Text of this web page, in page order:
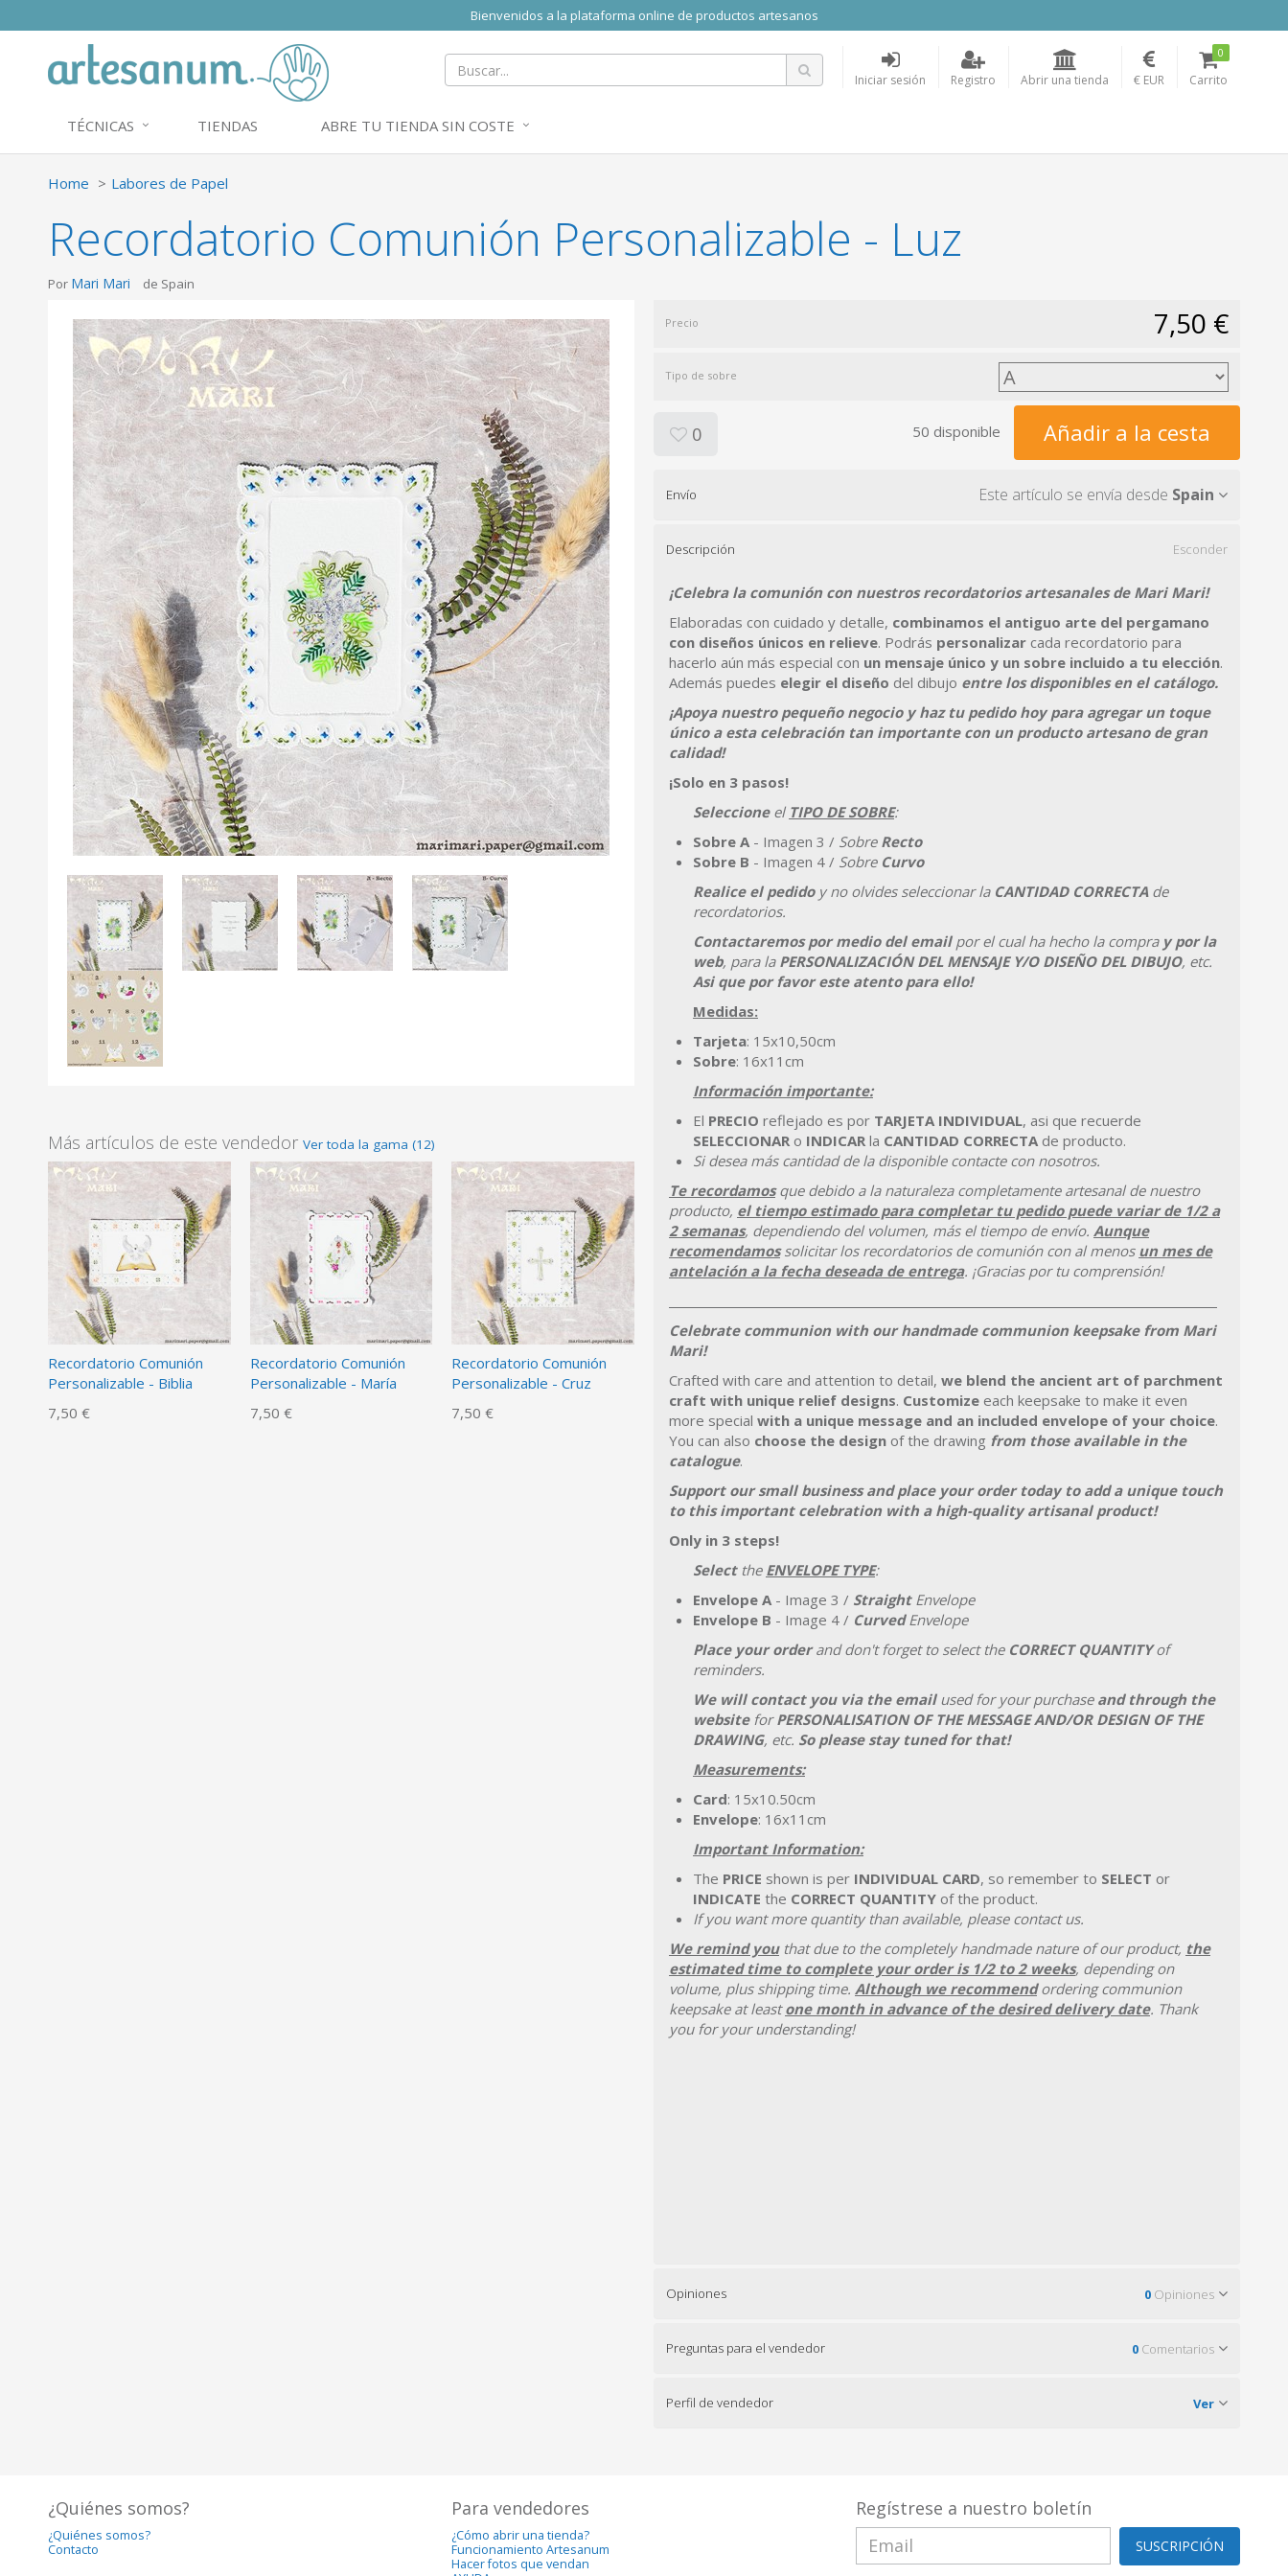
Bienvenidos a la plataforma online de productos artesanos
Iniciar sesión Registro Abrir una tienda € EUR Carrito
0
TÉCNICAS TIENDAS ABRE TU TIENDA SIN COSTE
Home Labores de Papel
Recordatorio Comunión Personalizable - Luz
Por Mari Mari de Spain
Más artículos de este vendedor Ver toda la gama (12)
Recordatorio Comunión
Personalizable - Biblia
7,50 €
Recordatorio Comunión
Personalizable - María
7,50 €
Recordatorio Comunión
Personalizable - Cruz
7,50 €
Precio 7,50 €
Tipo de sobre
0 50 disponible Añadir a la cesta
Envío Este artículo se envía desde Spain
Descripción Esconder
¡Celebra la comunión con nuestros recordatorios artesanales de Mari Mari!
Elaboradas con cuidado y detalle, combinamos el antiguo arte del pergamano
con diseños únicos en relieve. Podrás personalizar cada recordatorio para
hacerlo aún más especial con un mensaje único y un sobre incluido a tu elección.
Además puedes elegir el diseño del dibujo entre los disponibles en el catálogo.
¡Apoya nuestro pequeño negocio y haz tu pedido hoy para agregar un toque
único a esta celebración tan importante con un producto artesano de gran
calidad!
¡Solo en 3 pasos!
Seleccione el TIPO DE SOBRE:
Sobre A - Imagen 3 / Sobre Recto
Sobre B - Imagen 4 / Sobre Curvo
Realice el pedidoy no olvides seleccionar la CANTIDAD CORRECTAde
recordatorios.
Contactaremos por medio del emailpor el cual ha hecho la compra y por la
web, para la PERSONALIZACIÓN DEL MENSAJE Y/O DISEÑO DEL DIBUJO, etc.
Asi que por favor este atento para ello!
Medidas:
Tarjeta: 15x10,50cm
Sobre: 16x11cm
Información importante:
El PRECIO reflejado es por TARJETA INDIVIDUAL, asi que recuerde
SELECCIONAR o INDICAR la CANTIDAD CORRECTA de producto.
Si desea más cantidad de la disponible contacte con nosotros.
Te recordamosque debido a la naturaleza completamente artesanal de nuestro
producto, el tiempo estimado para completar tu pedido puede variar de 1/2 a
2 semanas, dependiendo del volumen, más el tiempo de envío. Aunque
recomendamossolicitar los recordatorios de comunión con al menos un mes de
antelación a la fecha deseada de entrega. ¡Gracias por tu comprensión!
Celebrate communion with our handmade communion keepsake from Mari
Mari!
Crafted with care and attention to detail, we blend the ancient art of parchment
craft with unique relief designs. Customize each keepsake to make it even
more special with a unique message and an included envelope of your choice.
You can also choose the design of the drawing from those available in the
catalogue.
Support our small business and place your order today to add a unique touch
to this important celebration with a high-quality artisanal product!
Only in 3 steps!
Select the ENVELOPE TYPE:
Envelope A - Image 3 / Straight Envelope
Envelope B - Image 4 / CurvedEnvelope
Place your orderand don't forget to select the CORRECT QUANTITYof
reminders.
We will contact you via the emailused for your purchase and through the
websiteforPERSONALISATION OF THE MESSAGE AND/OR DESIGN OF THE
DRAWING, etc. So please stay tuned for that!
Measurements:
Card: 15x10.50cm
Envelope: 16x11cm
Important Information:
The PRICE shown is per INDIVIDUAL CARD, so remember to SELECT or
INDICATE the CORRECT QUANTITY of the product.
If you want more quantity than available, please contact us.
We remind youthat due to the completely handmade nature of our product, the
estimated time to complete your order is 1/2 to 2 weeks, depending on
volume, plus shipping time. Although we recommendordering communion
keepsake at leastone month in advance of the desired delivery date. Thank
you for your understanding!
Opiniones 0 Opiniones
Preguntas para el vendedor 0 Comentarios
Perfil de vendedor Ver
¿Quiénes somos?
¿Quiénes somos?
Contacto
Para vendedores
¿Cómo abrir una tienda?
Funcionamiento Artesanum
Hacer fotos que vendan
Regístrese a nuestro boletín
SUSCRIPCIÓN